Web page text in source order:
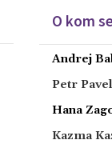
O kom
Andrej
Petr Pavel
Hana
Kazma